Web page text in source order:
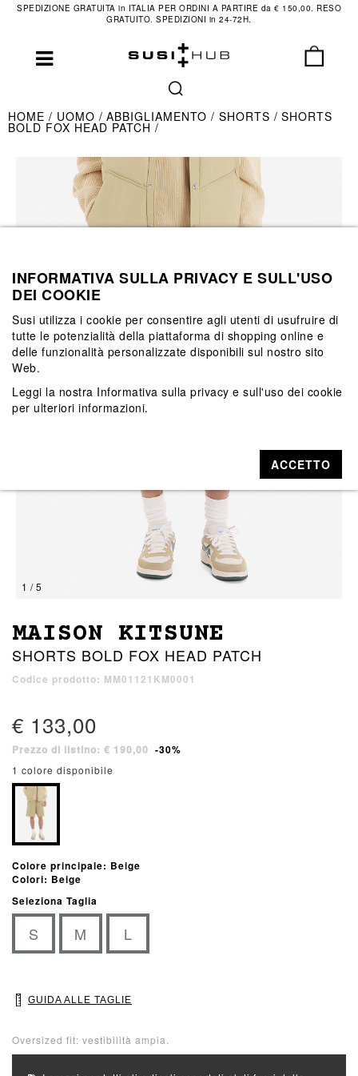
SPEDIZIONE GRATUITA in ITALIA PER ORDINI A PARTIRE da € 150,00. RESO
GRATUITO. SPEDIZIONI in 24-72H.
HOME UOMO ABBIGLIAMENTO SHORTS SHORTS
BOLD FOX HEAD PATCH
1 / 5
MAISON KITSUNE
SHORTS BOLD FOX HEAD PATCH
Codice prodotto: MM01121KM0001
€ 133,00
Prezzo di listino: € 190,00 -30%
1 colore disponibile
Colore principale: Beige
Colori: Beige
Seleziona Taglia
S M L
GUIDA ALLE TAGLIE
Oversized fit: vestibilità ampia.
INFORMATIVA SULLA PRIVACY E SULL'USO
DEI COOKIE
Susi utilizza i cookie per consentire agli utenti di usufruire di
tutte le potenzialità della piattaforma di shopping online e
delle funzionalità personalizzate disponibili sul nostro sito
Web.
Leggi la nostra Informativa sulla privacy e sull'uso dei cookie
per ulteriori informazioni.
ACCETTO